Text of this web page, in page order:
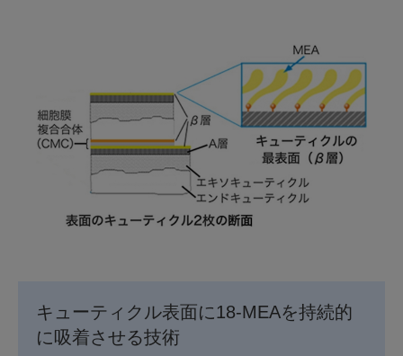
キューティクル表面に18-MEAを持続的
に吸着させる技術